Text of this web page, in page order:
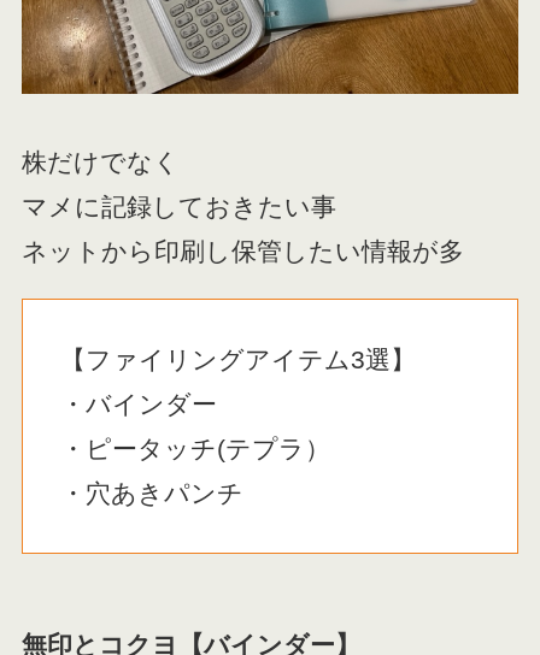
株だけでなく
マメに記録しておきたい事
ネットから印刷し保管したい情報が多
【ファイリングアイテム3選】
・バインダー
・ピータッチ(テプラ）
・穴あきパンチ
無印とコクヨ【バインダー】